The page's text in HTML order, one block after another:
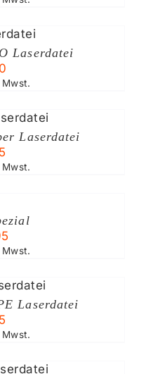
Laserdatei
Laserdatei
Laserdatei